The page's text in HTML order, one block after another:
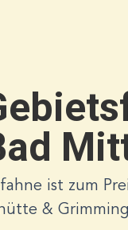
ist zum
&